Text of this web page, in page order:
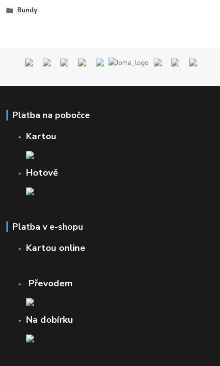
Bundy
Platba na pobočce
Kartou
Hotově
Platba v e-shopu
Kartou online
Převodem
Na dobírku